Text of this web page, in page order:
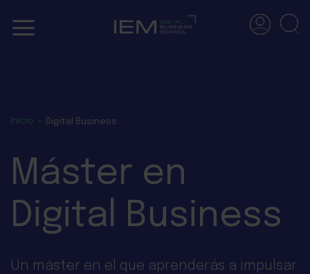
Inicio Digital Business
Máster en
Digital Business
Un máster en el que aprenderás a impulsar